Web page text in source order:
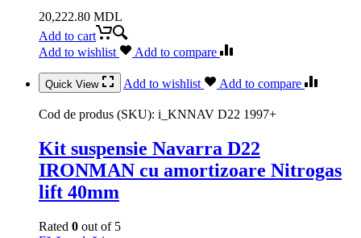
20,222.80 MDL
Add to cart
Add to wishlist
Add to compare
Quick View Add to wishlist Add to compare
Cod de produs (SKU): i_KNNAV D22 1997+
Kit suspensie Navarra D22
IRONMAN cu amortizoare Nitrogas
lift 40mm
Rated 0 out of 5